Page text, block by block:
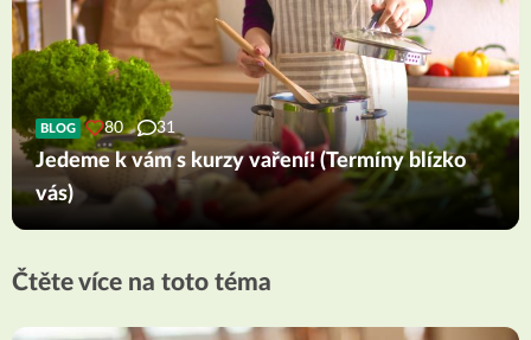
BLOG 80 31
Jedeme k vám s kurzy vaření! (Termíny blízko
vás)
Čtěte více na toto téma